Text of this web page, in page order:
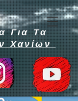
Για Τα
Χανίων